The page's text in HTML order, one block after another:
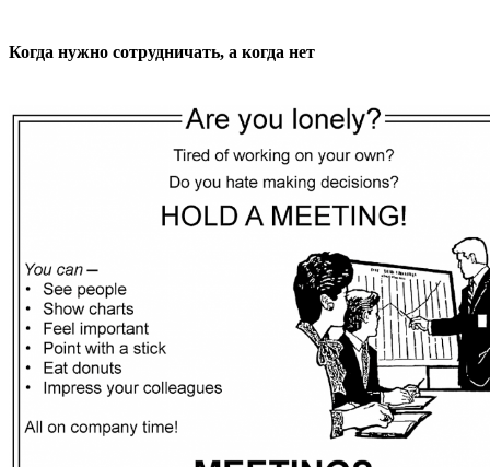
Когда нужно сотрудничать, а когда нет